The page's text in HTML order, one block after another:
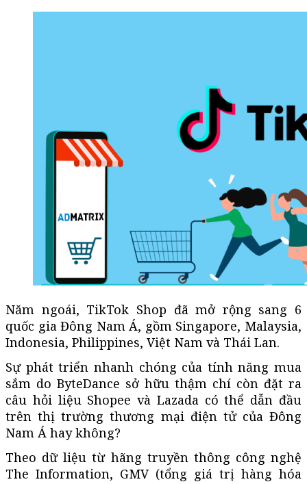
Năm ngoái, TikTok Shop đã mở rộng sang 6
quốc gia Đông Nam Á, gồm Singapore, Malaysia,
Indonesia, Philippines, Việt Nam và Thái Lan.
Sự phát triển nhanh chóng của tính năng mua
sắm do ByteDance sở hữu thậm chí còn đặt ra
câu hỏi liệu Shopee và Lazada có thể dẫn đầu
trên thị trường thương mại điện tử của Đông
Nam Á hay không?
Theo dữ liệu từ hãng truyền thông công nghệ
The Information, GMV (tổng giá trị hàng hóa